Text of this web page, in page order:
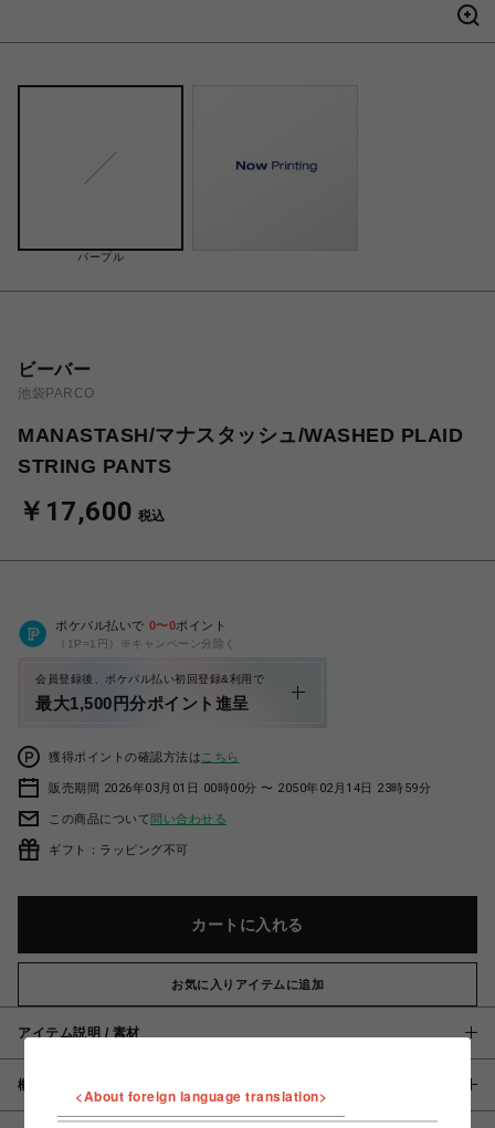
パープル
ビーバー
池袋PARCO
MANASTASH/マナスタッシュ/WASHED PLAID
STRING PANTS
￥17,600 税込
ポケパル払いで 0〜0ポイント
（1P=1円）※キャンペーン分除く
会員登録後、ポケパル払い初回登録&利用で
最大1,500円分ポイント進呈
獲得ポイントの確認方法は こちら
販売期間 2026年03月01日 00時00分 〜 2050年02月14日 23時59分
この商品について問い合わせる
ギフト：ラッピング不可
カートに入れる
お気に入りアイテムに追加
アイテム説明 / 素材
概要
<About foreign language translation>